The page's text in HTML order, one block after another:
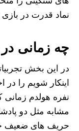
نماد قدرت در بازی
چه زمانی
در این بخش
مشابه مثل دو
حریف های ضعیف